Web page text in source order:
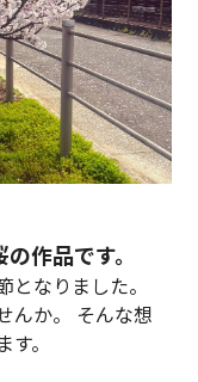
作品です。
なりました。
んか。 そんな想
。